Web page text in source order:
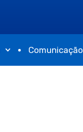
Comunicação